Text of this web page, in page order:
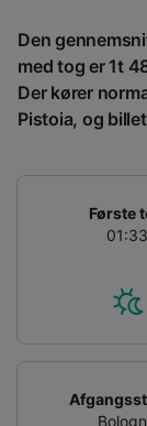
Den
med tog er 1t
Der kører
Pistoia, og
Første
01:33
enhed.
tjenester.
Liste over